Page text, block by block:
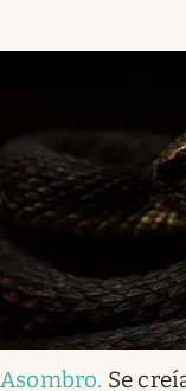
Asombro. Se